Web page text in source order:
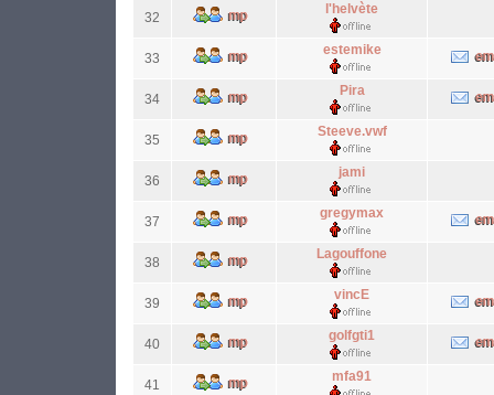
32
l'helvète
33
estemike
34
Pira
35
Steeve.vwf
36
jami
37
gregymax
38
Lagouffone
39
vincE
40
golfgti1
41
mfa91